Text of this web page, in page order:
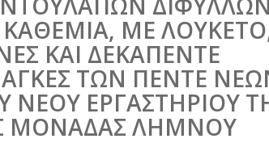
ΜΕ
ΚΑΙ ΔΕΚΑΠΕΝΤΕ
ΤΩΝ ΠΕΝΤΕ
ΝΕΟΥ ΕΡΓΑΣΤΗΡΙΟΥ
ΜΟΝΑΔΑΣ ΛΗΜΝΟΥ